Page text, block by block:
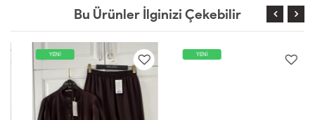
Bu Ürünler İlginizi Çekebilir
YENİ YENİ